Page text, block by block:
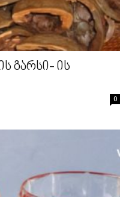
გარსი- ის
0